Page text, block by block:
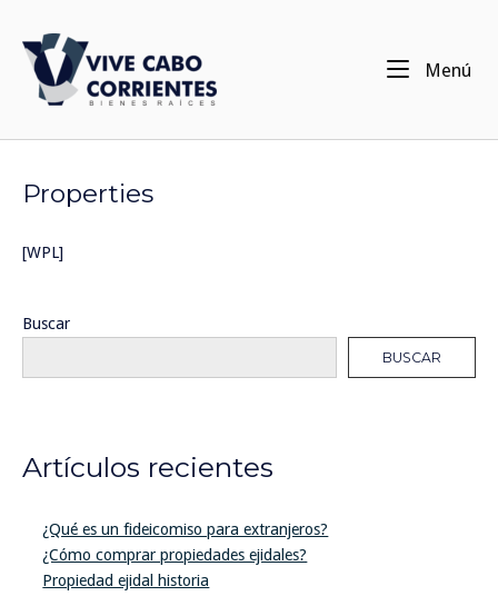
contenido
Inicio
Menú
Properties
[WPL]
Buscar
BUSCAR
Artículos recientes
¿Qué es un fideicomiso para extranjeros?
¿Cómo comprar propiedades ejidales?
Propiedad ejidal historia